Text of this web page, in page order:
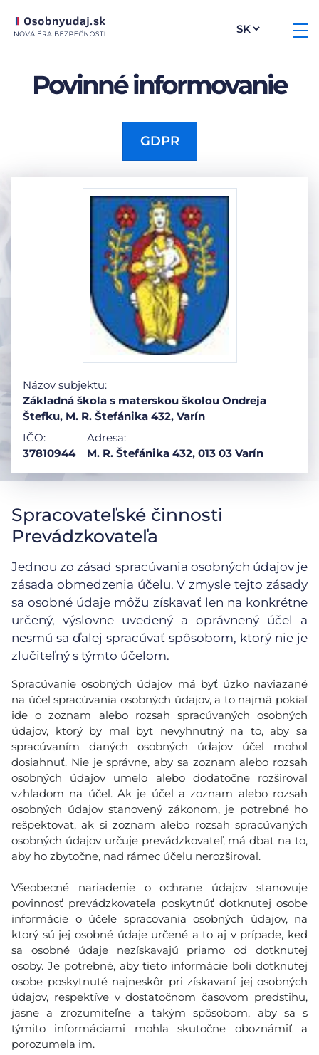
Povinné informovanie
GDPR
Názov subjektu:
Základná škola s materskou školou Ondreja
Štefku, M. R. Štefánika 432, Varín
IČO:
37810944
Adresa:
M. R. Štefánika 432, 013 03 Varín
Spracovateľské činnosti
Prevádzkovateľa
Jednou zo zásad spracúvania osobných údajov je
zásada obmedzenia účelu. V zmysle tejto zásady
sa osobné údaje môžu získavať len na konkrétne
určený, výslovne uvedený a oprávnený účel a
nesmú sa ďalej spracúvať spôsobom, ktorý nie je
zlučiteľný s týmto účelom.
Spracúvanie osobných údajov má byť úzko naviazané
na účel spracúvania osobných údajov, a to najmä pokiaľ
ide o zoznam alebo rozsah spracúvaných osobných
údajov, ktorý by mal byť nevyhnutný na to, aby sa
spracúvaním daných osobných údajov účel mohol
dosiahnuť. Nie je správne, aby sa zoznam alebo rozsah
osobných údajov umelo alebo dodatočne rozširoval
vzhľadom na účel. Ak je účel a zoznam alebo rozsah
osobných údajov stanovený zákonom, je potrebné ho
rešpektovať, ak si zoznam alebo rozsah spracúvaných
osobných údajov určuje prevádzkovateľ, má dbať na to,
aby ho zbytočne, nad rámec účelu nerozširoval.
Všeobecné nariadenie o ochrane údajov stanovuje
povinnosť prevádzkovateľa poskytnúť dotknutej osobe
informácie o účele spracovania osobných údajov, na
ktorý sú jej osobné údaje určené a to aj v prípade, keď
sa osobné údaje nezískavajú priamo od dotknutej
osoby. Je potrebné, aby tieto informácie boli dotknutej
osobe poskytnuté najneskôr pri získavaní jej osobných
údajov, respektíve v dostatočnom časovom predstihu,
jasne a zrozumiteľne a takým spôsobom, aby sa s
týmito informáciami mohla skutočne oboznámiť a
porozumela im.